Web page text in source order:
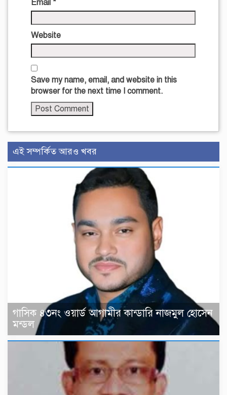
Email *
Website
Save my name, email, and website in this
browser for the next time I comment.
এই সম্পর্কিত আরও খবর
গাসিক ৪৩নং ওয়ার্ড আগামীর কান্ডারি নাজমুল হোসেন
মন্ডল